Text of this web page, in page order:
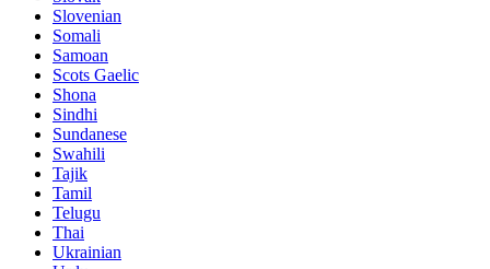
Slovenian
Somali
Samoan
Scots Gaelic
Shona
Sindhi
Sundanese
Swahili
Tajik
Tamil
Telugu
Thai
Ukrainian